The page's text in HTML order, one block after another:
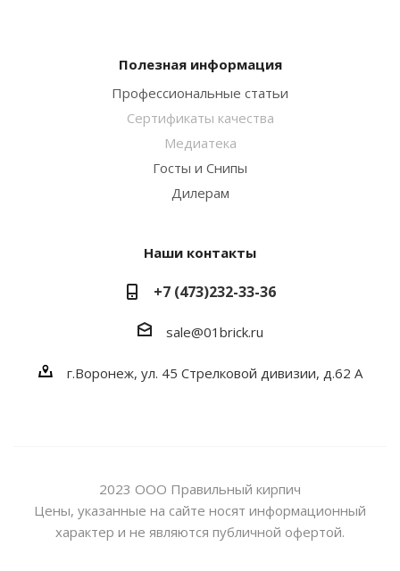
Полезная информация
Профессиональные статьи
Сертификаты качества
Медиатека
Госты и Снипы
Дилерам
Наши контакты
+7 (473)232-33-36
sale@01brick.ru
г.Воронеж, ул. 45 Стрелковой дивизии, д.62 А
2023 ООО Правильный кирпич
Цены, указанные на сайте носят информационный
характер и не являются публичной офертой.